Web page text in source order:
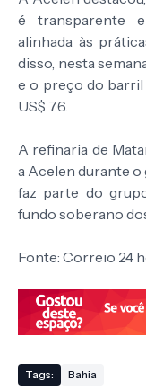
é transparente
alinhada às
disso, nesta
e o preço do
US$ 76.
A refinaria de
a Acelen durante
faz parte do
fundo soberano
Fonte: Correio 24
Tags: Bahia